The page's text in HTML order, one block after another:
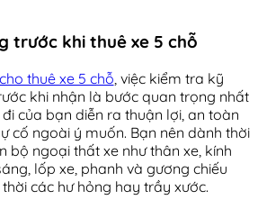
trước khi thuê xe 5 chỗ
cho thuê xe 5 chỗ, việc kiểm tra kỹ
khi nhận là bước quan trọng nhất
của bạn diễn ra thuận lợi, an toàn
cố ngoài ý muốn. Bạn nên dành thời
bộ ngoại thất xe như thân xe, kính
lốp xe, phanh và gương chiếu
các hư hỏng hay trầy xước.